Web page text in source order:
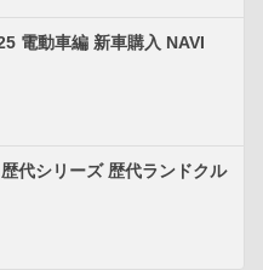
電動車編 新車購入 NAVI
代シリーズ 歴代ランドクル